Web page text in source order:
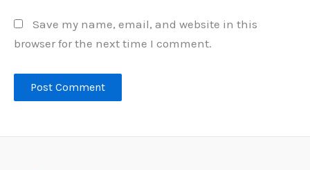
Save my name, email, and website in this
browser for the next time I comment.